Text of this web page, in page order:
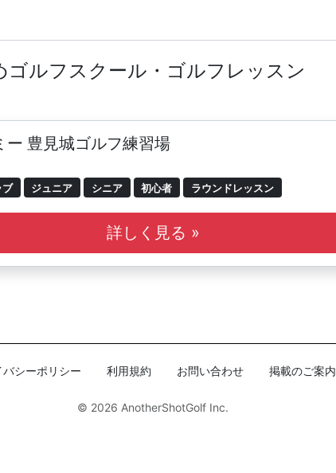
ゴルフスクール・ゴルフレッスン
ー 豊見城ゴルフ練習場
ブ ジュニア シニア 初心者 ラウンドレッスン
詳しく見る »
バシーポリシー 利用規約 お問い合わせ 掲載のご案内
© 2026 AnotherShotGolf Inc.